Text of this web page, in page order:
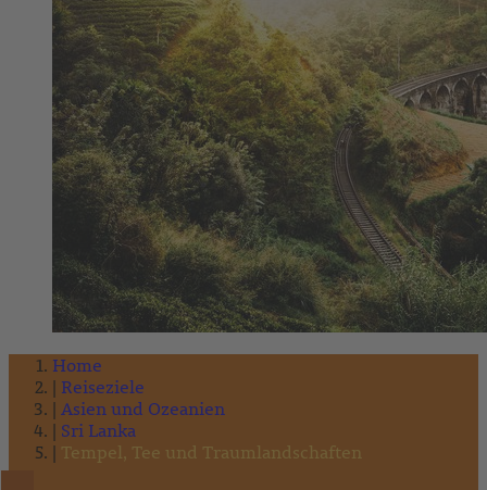
Home
Reiseziele
Asien und Ozeanien
Sri Lanka
Tempel, Tee und Traumlandschaften